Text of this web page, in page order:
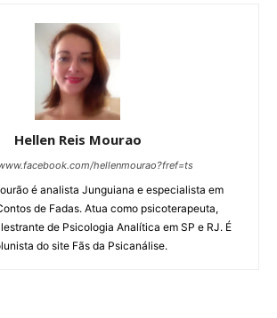
Hellen Reis Mourao
hellenmourao?fref=ts
é analista Junguiana e especialista em
de Fadas. Atua como psicoterapeuta,
de Psicologia Analítica em SP e RJ. É
do site Fãs da Psicanálise.